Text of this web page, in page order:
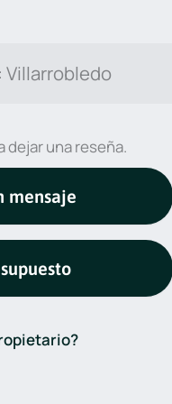
Villarrobledo
dejar una reseña.
mensaje